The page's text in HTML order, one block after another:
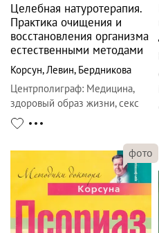
Целебная натуротерапия.
Практика очищения и
восстановления организма
естественными методами
Корсун,Левин, Бердникова
Центрполиграф: Медицина,
здоровый образ жизни, секс
фото